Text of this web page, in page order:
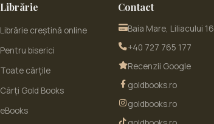
Librărie
Librărie creștină online
Pentru biserici
Toate cărțile
Cărți Gold Books
eBooks
Contact
Baia Mare, Liliacului 16
+40 727 765 177
Recenzii Google
goldbooks.ro
goldbooks.ro